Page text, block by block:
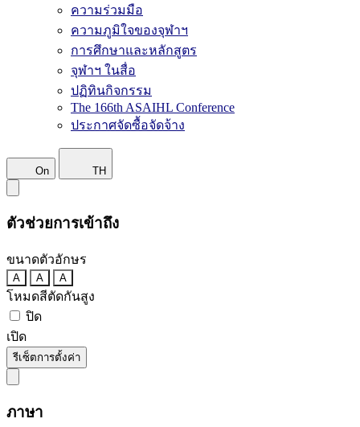
ความร่วมมือ
ความภูมิใจของจุฬาฯ
การศึกษาและหลักสูตร
จุฬาฯ ในสื่อ
ปฏิทินกิจกรรม
The 166th ASAIHL Conference
ประกาศจัดซื้อจัดจ้าง
On TH
ตัวช่วยการเข้าถึง
ขนาดตัวอักษร
A A A
โหมดสีตัดกันสูง
ปิด
เปิด
รีเซ็ตการตั้งค่า
ภาษา